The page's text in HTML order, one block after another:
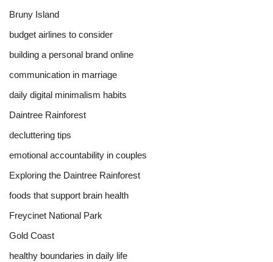
Bruny Island
budget airlines to consider
building a personal brand online
communication in marriage
daily digital minimalism habits
Daintree Rainforest
decluttering tips
emotional accountability in couples
Exploring the Daintree Rainforest
foods that support brain health
Freycinet National Park
Gold Coast
healthy boundaries in daily life